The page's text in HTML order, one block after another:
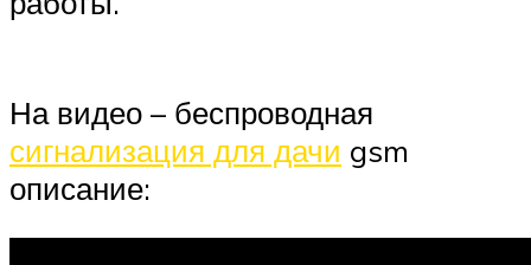
На видео – беспроводная
сигнализация для дачи gsm
описание: